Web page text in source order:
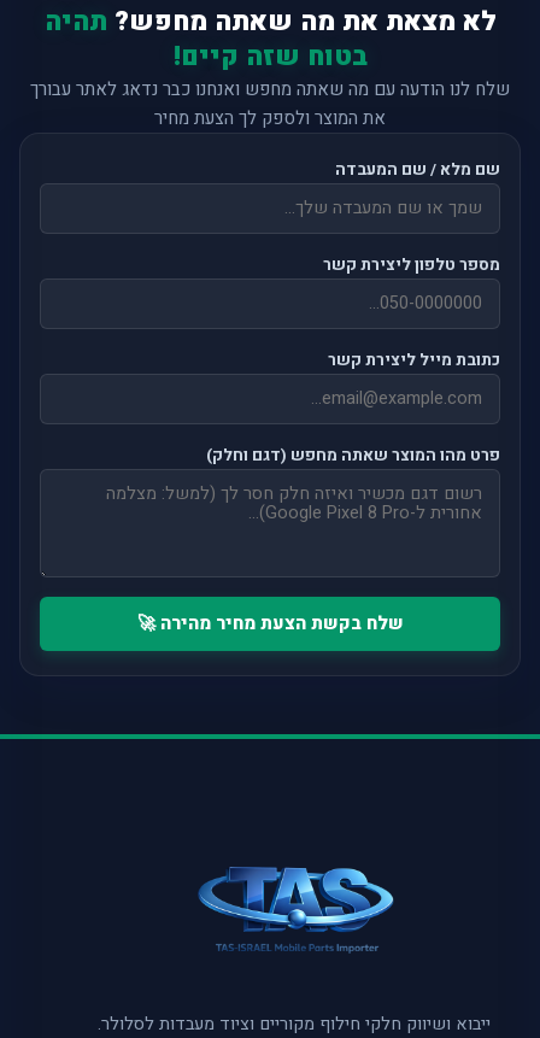
לא מצאת את מה שאתה מחפש? תהיה
בטוח שזה קיים!
שלח לנו הודעה עם מה שאתה מחפש ואנחנו כבר נדאג לאתר עבורך
את המוצר ולספק לך הצעת מחיר
שם מלא / שם המעבדה
מספר טלפון ליצירת קשר
כתובת מייל ליצירת קשר
פרט מהו המוצר שאתה מחפש (דגם וחלק)
שלח בקשת הצעת מחיר מהירה 🚀
ייבוא ושיווק חלקי חילוף מקוריים וציוד מעבדות לסלולר.